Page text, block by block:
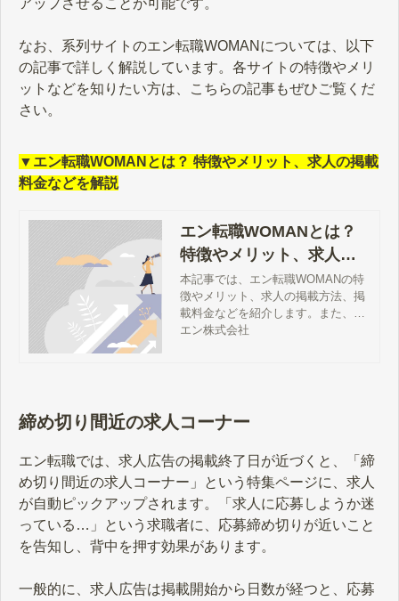
アップさせることが可能です。
なお、系列サイトのエン転職WOMANについては、以下
の記事で詳しく解説しています。各サイトの特徴やメリ
ットなどを知りたい方は、こちらの記事もぜひご覧くだ
さい。
▼エン転職WOMANとは？ 特徴やメリット、求人の掲載
料金などを解説
エン転職WOMANとは？
特徴やメリット、求人の
掲載料金などを解説
本記事では、エン転職WOMANの特
徴やメリット、求人の掲載方法、掲
載料金などを紹介します。また、エ
ン転職WOMANの姉妹サイト『エン
エン株式会社
締め切り間近の求人コーナー
エン転職では、求人広告の掲載終了日が近づくと、「締
め切り間近の求人コーナー」という特集ページに、求人
が自動ピックアップされます。「求人に応募しようか迷
っている…」という求職者に、応募締め切りが近いこと
を告知し、背中を押す効果があります。
一般的に、求人広告は掲載開始から日数が経つと、応募